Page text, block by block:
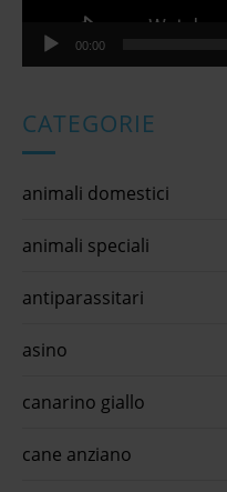
00:00
CATEGORIE
animali domestici
animali speciali
antiparassitari
asino
canarino giallo
cane anziano